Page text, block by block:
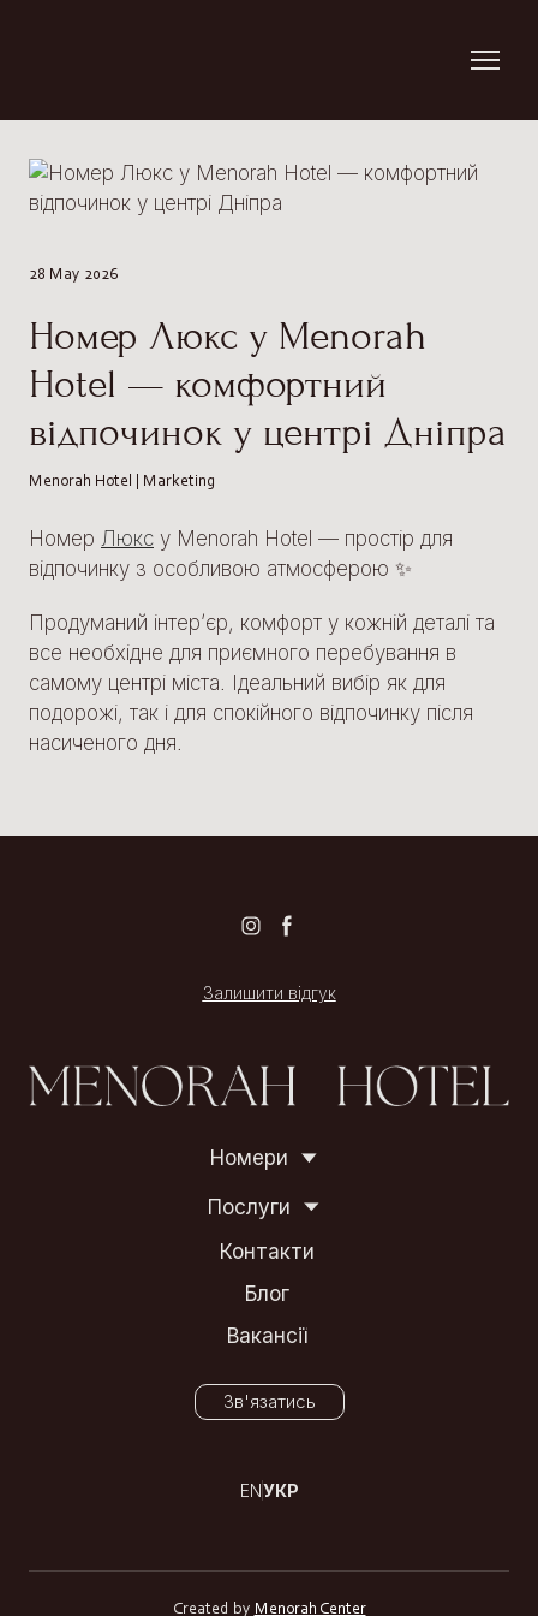
28 May 2026
Номер Люкс у Menorah
Hotel — комфортний
відпочинок у центрі Дніпра
Menorah Hotel | Marketing
Номер Люкс у Menorah Hotel — простір для
відпочинку з особливою атмосферою ✨
Продуманий інтер’єр, комфорт у кожній деталі та
все необхідне для приємного перебування в
самому центрі міста. Ідеальний вибір як для
подорожі, так і для спокійного відпочинку після
насиченого дня.
Залишити відгук
Номери
Послуги
Контакти
Блог
Вакансії
Зв'язатись
ENУКР
Created by Menorah Center